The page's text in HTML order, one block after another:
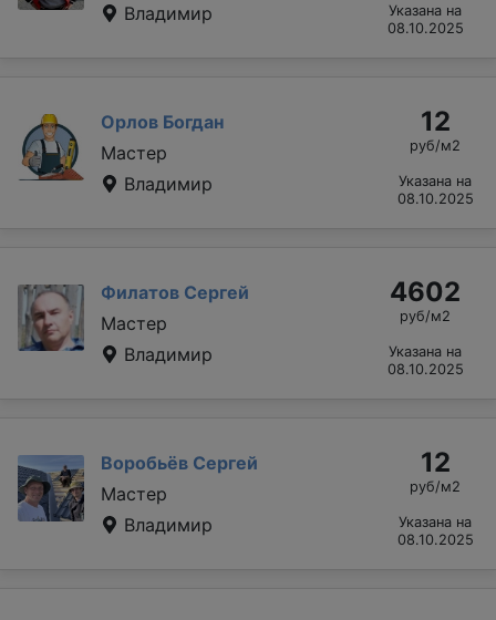
Владимир
Указана на
08.10.2025
Орлов Богдан
Мастер
Владимир
12
руб/м2
Указана на
08.10.2025
Филатов Сергей
Мастер
Владимир
4602
руб/м2
Указана на
08.10.2025
Воробьёв Сергей
Мастер
Владимир
12
руб/м2
Указана на
08.10.2025